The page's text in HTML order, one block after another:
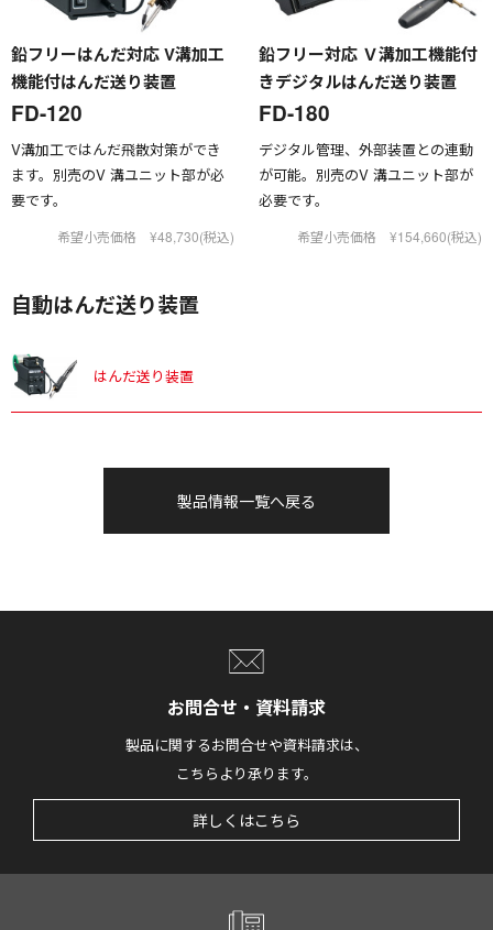
鉛フリーはんだ対応 V溝加工
機能付はんだ送り装置
FD-120
V溝加工ではんだ飛散対策ができ
ます。別売のV 溝ユニット部が必
要です。
希望小売価格 ¥48,730(税込)
鉛フリー対応 Ｖ溝加工機能付
きデジタルはんだ送り装置
FD-180
デジタル管理、外部装置との連動
が可能。別売のV 溝ユニット部が
必要です。
希望小売価格 ¥154,660(税込)
自動はんだ送り装置
はんだ送り装置
製品情報一覧へ戻る
お問合せ・資料請求
製品に関するお問合せや資料請求は、
こちらより承ります。
詳しくはこちら